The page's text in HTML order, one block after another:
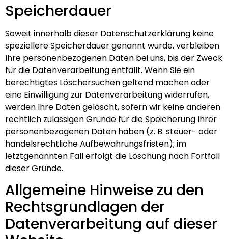
Speicherdauer
Soweit innerhalb dieser Datenschutzerklärung keine
speziellere Speicherdauer genannt wurde, verbleiben
Ihre personenbezogenen Daten bei uns, bis der Zweck
für die Datenverarbeitung entfällt. Wenn Sie ein
berechtigtes Löschersuchen geltend machen oder
eine Einwilligung zur Datenverarbeitung widerrufen,
werden Ihre Daten gelöscht, sofern wir keine anderen
rechtlich zulässigen Gründe für die Speicherung Ihrer
personenbezogenen Daten haben (z. B. steuer- oder
handelsrechtliche Aufbewahrungsfristen); im
letztgenannten Fall erfolgt die Löschung nach Fortfall
dieser Gründe.
Allgemeine Hinweise zu den
Rechtsgrundlagen der
Datenverarbeitung auf dieser